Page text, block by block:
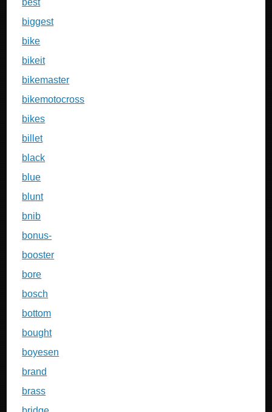
best
biggest
bike
bikeit
bikemaster
bikemotocross
bikes
billet
black
blue
blunt
bnib
bonus-
booster
bore
bosch
bottom
bought
boyesen
brand
brass